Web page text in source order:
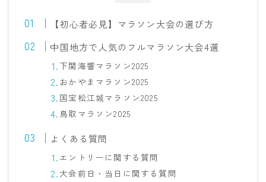
【初心者必見】マラソン大会の選び方
中国地方で人気のフルマラソン大会4選
下関海響マラソン2025
おかやまマラソン2025
国宝松江城マラソン2025
鳥取マラソン2025
よくある質問
エントリーに関する質問
大会前日・当日に関する質問